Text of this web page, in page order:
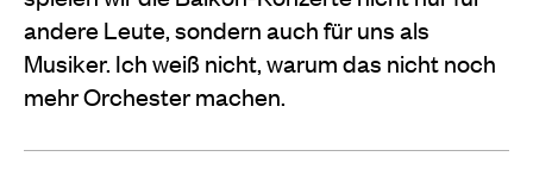
andere Leute, sondern auch für uns als
Musiker. Ich weiß nicht, warum das nicht noch
mehr Orchester machen.